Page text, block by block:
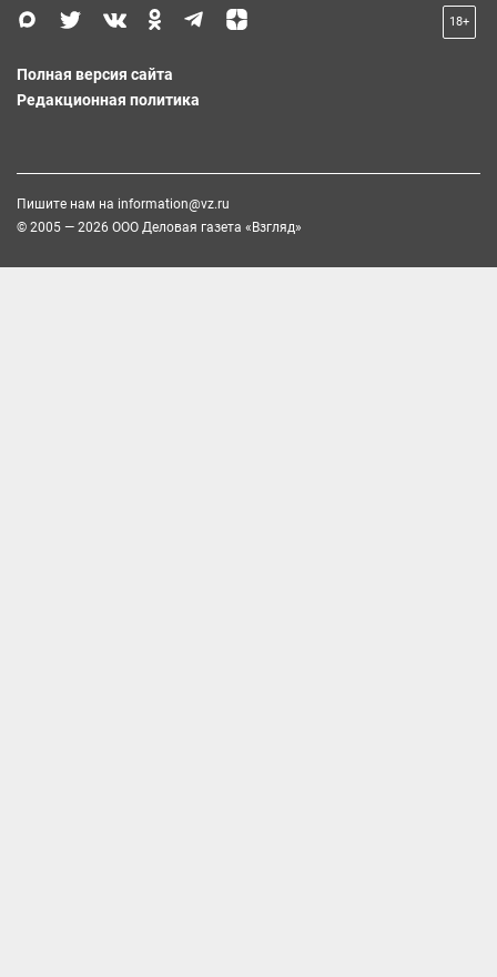
18+
Полная версия сайта
Редакционная политика
Пишите нам на information@vz.ru
© 2005 — 2026 ООО Деловая газета «Взгляд»